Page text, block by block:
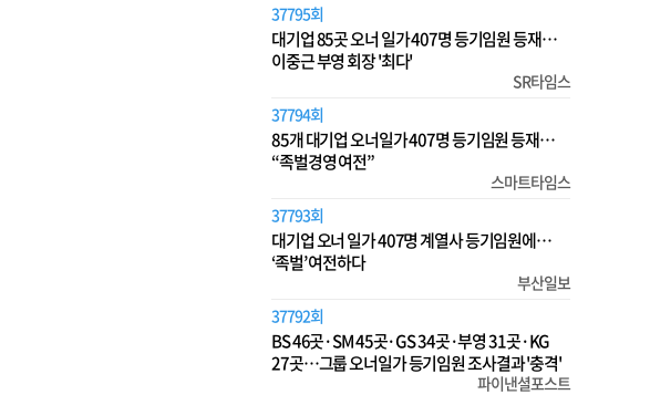
37795회
대기업 85곳 오너 일가 407명 등기임원 등재…
이중근 부영 회장 '최다'
SR타임스
37794회
85개 대기업 오너일가 407명 등기임원 등재…
“족벌경영 여전”
스마트타임스
37793회
대기업 오너 일가 407명 계열사 등기임원에…
‘족벌’ 여전하다
부산일보
37792회
BS 46곳·SM 45곳·GS 34곳·부영 31곳·KG
27곳…그룹 오너일가 등기임원 조사결과 '충격'
파이낸셜포스트